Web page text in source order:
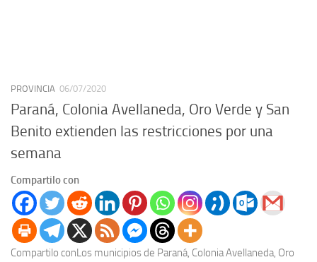
PROVINCIA 06/07/2020
Paraná, Colonia Avellaneda, Oro Verde y San
Benito extienden las restricciones por una
semana
Compartilo con
Compartilo conLos municipios de Paraná, Colonia Avellaneda, Oro